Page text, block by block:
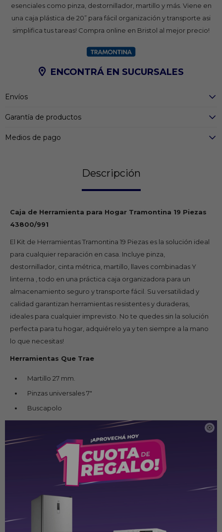

esenciales como pinza, destornillador, martillo y más. Viene en
una caja plástica de 20” para fácil organización y transporte asi
simplifica tus tareas! Compra online en Bristol al mejor precio!
ENCONTRÁ EN SUCURSALES
Envíos
Garantía de productos
Medios de pago
Descripción
Caja de Herramienta para Hogar Tramontina 19 Piezas
43800/991
El Kit de Herramientas Tramontina 19 Piezas es la solución ideal
para cualquier reparación en casa. Incluye pinza,
destornillador, cinta métrica, martillo, llaves combinadas Y
linterna , todo en una práctica caja organizadora para un
almacenamiento seguro y transporte fácil. Su versatilidad y
calidad garantizan herramientas resistentes y duraderas,
ideales para cualquier imprevisto. No te quedes sin la solución
perfecta para tu hogar, adquiérelo ya y ten siempre a la mano
lo que necesitas!
Herramientas Que Trae
Martillo 27 mm.
Pinzas universales 7"
Buscapolo
Juego de 6 piezas de Desarmadores 3 planos 3 estrellas
Juego de 5 piezas Llaves Combinadas 10, 11, 12, 13 y 14 mm.
Cinta Metrica
Linterna plástica
Arco de sierra fijo 12"
Caja de herramientas plástica 20"